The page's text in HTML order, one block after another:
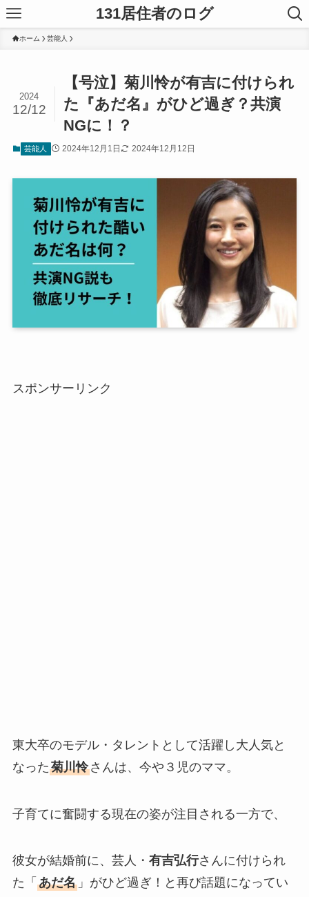
131居住者のログ
ホーム 芸能人
【号泣】菊川怜が有吉に付けられ
た『あだ名』がひど過ぎ？共演
NGに！？
2024
12/12
芸能人 2024年12月1日 2024年12月12日
スポンサーリンク
東大卒のモデル・タレントとして活躍し大人気と
なった菊川怜さんは、今や３児のママ。
子育てに奮闘する現在の姿が注目される一方で、
彼女が結婚前に、芸人・ 有吉弘行さんに付けられ
た「 あだ名」がひど過ぎ！と再び話題になってい